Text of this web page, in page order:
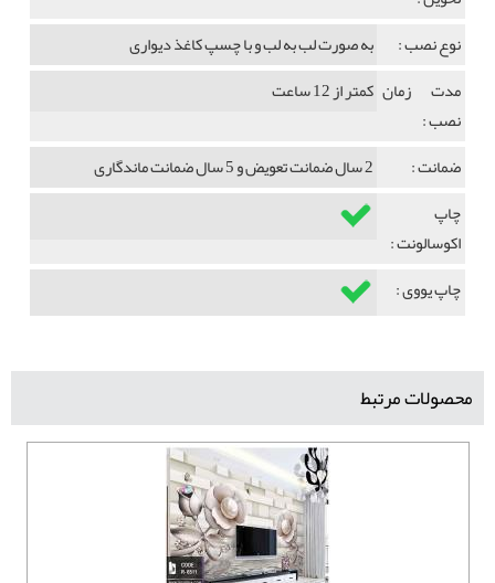
نوع نصب :
به صورت لب به لب و با چسپ کاغذ دیواری
مدت زمان
نصب :
کمتر از 12 ساعت
ضمانت :
2 سال ضمانت تعویض و 5 سال ضمانت ماندگاری
چاپ
اکوسالونت :
چاپ یووی :
محصولات مرتبط